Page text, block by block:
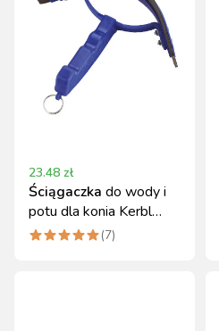
23.48 zł
Ściągaczka do wody i
potu dla konia Kerbl
niebieska
(7)